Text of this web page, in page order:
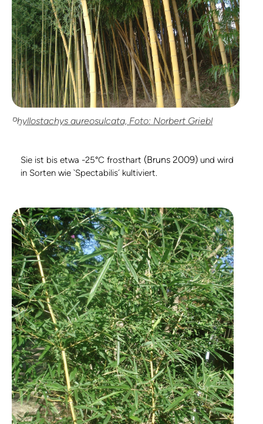
Phyllostachys aureosulcata, Foto: Norbert Griebl
Sie ist bis etwa -25°C frosthart (Bruns 2009) und wird
in Sorten wie `Spectabilis´ kultiviert.